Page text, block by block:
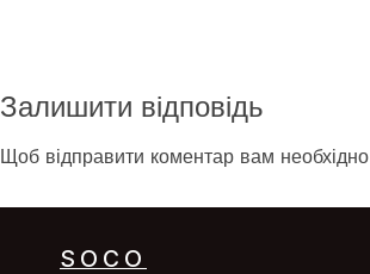
Залишити відповідь
Щоб відправити коментар вам необхідно
SOCO